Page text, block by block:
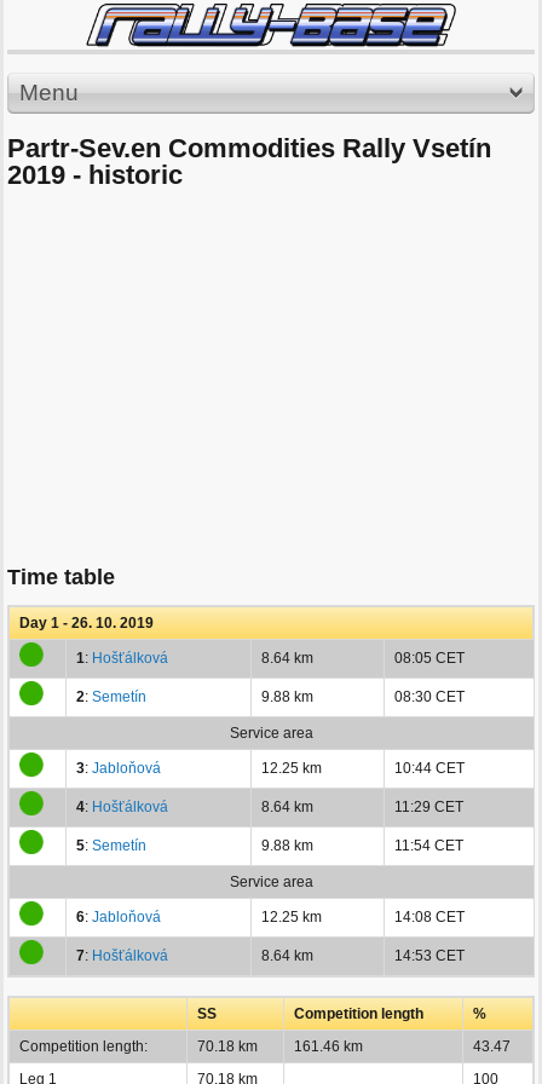
Menu
Partr-Sev.en Commodities Rally Vsetín
2019 - historic
Time table
Day 1 - 26. 10. 2019
1: Hošťálková 8.64 km 08:05 CET
2: Semetín 9.88 km 08:30 CET
Service area
3: Jabloňová 12.25 km 10:44 CET
4: Hošťálková 8.64 km 11:29 CET
5: Semetín 9.88 km 11:54 CET
Service area
6: Jabloňová 12.25 km 14:08 CET
7: Hošťálková 8.64 km 14:53 CET
SS Competition length
%
Competition length:
70.18 km 161.46 km
43.47
Leg 1
70.18 km 100